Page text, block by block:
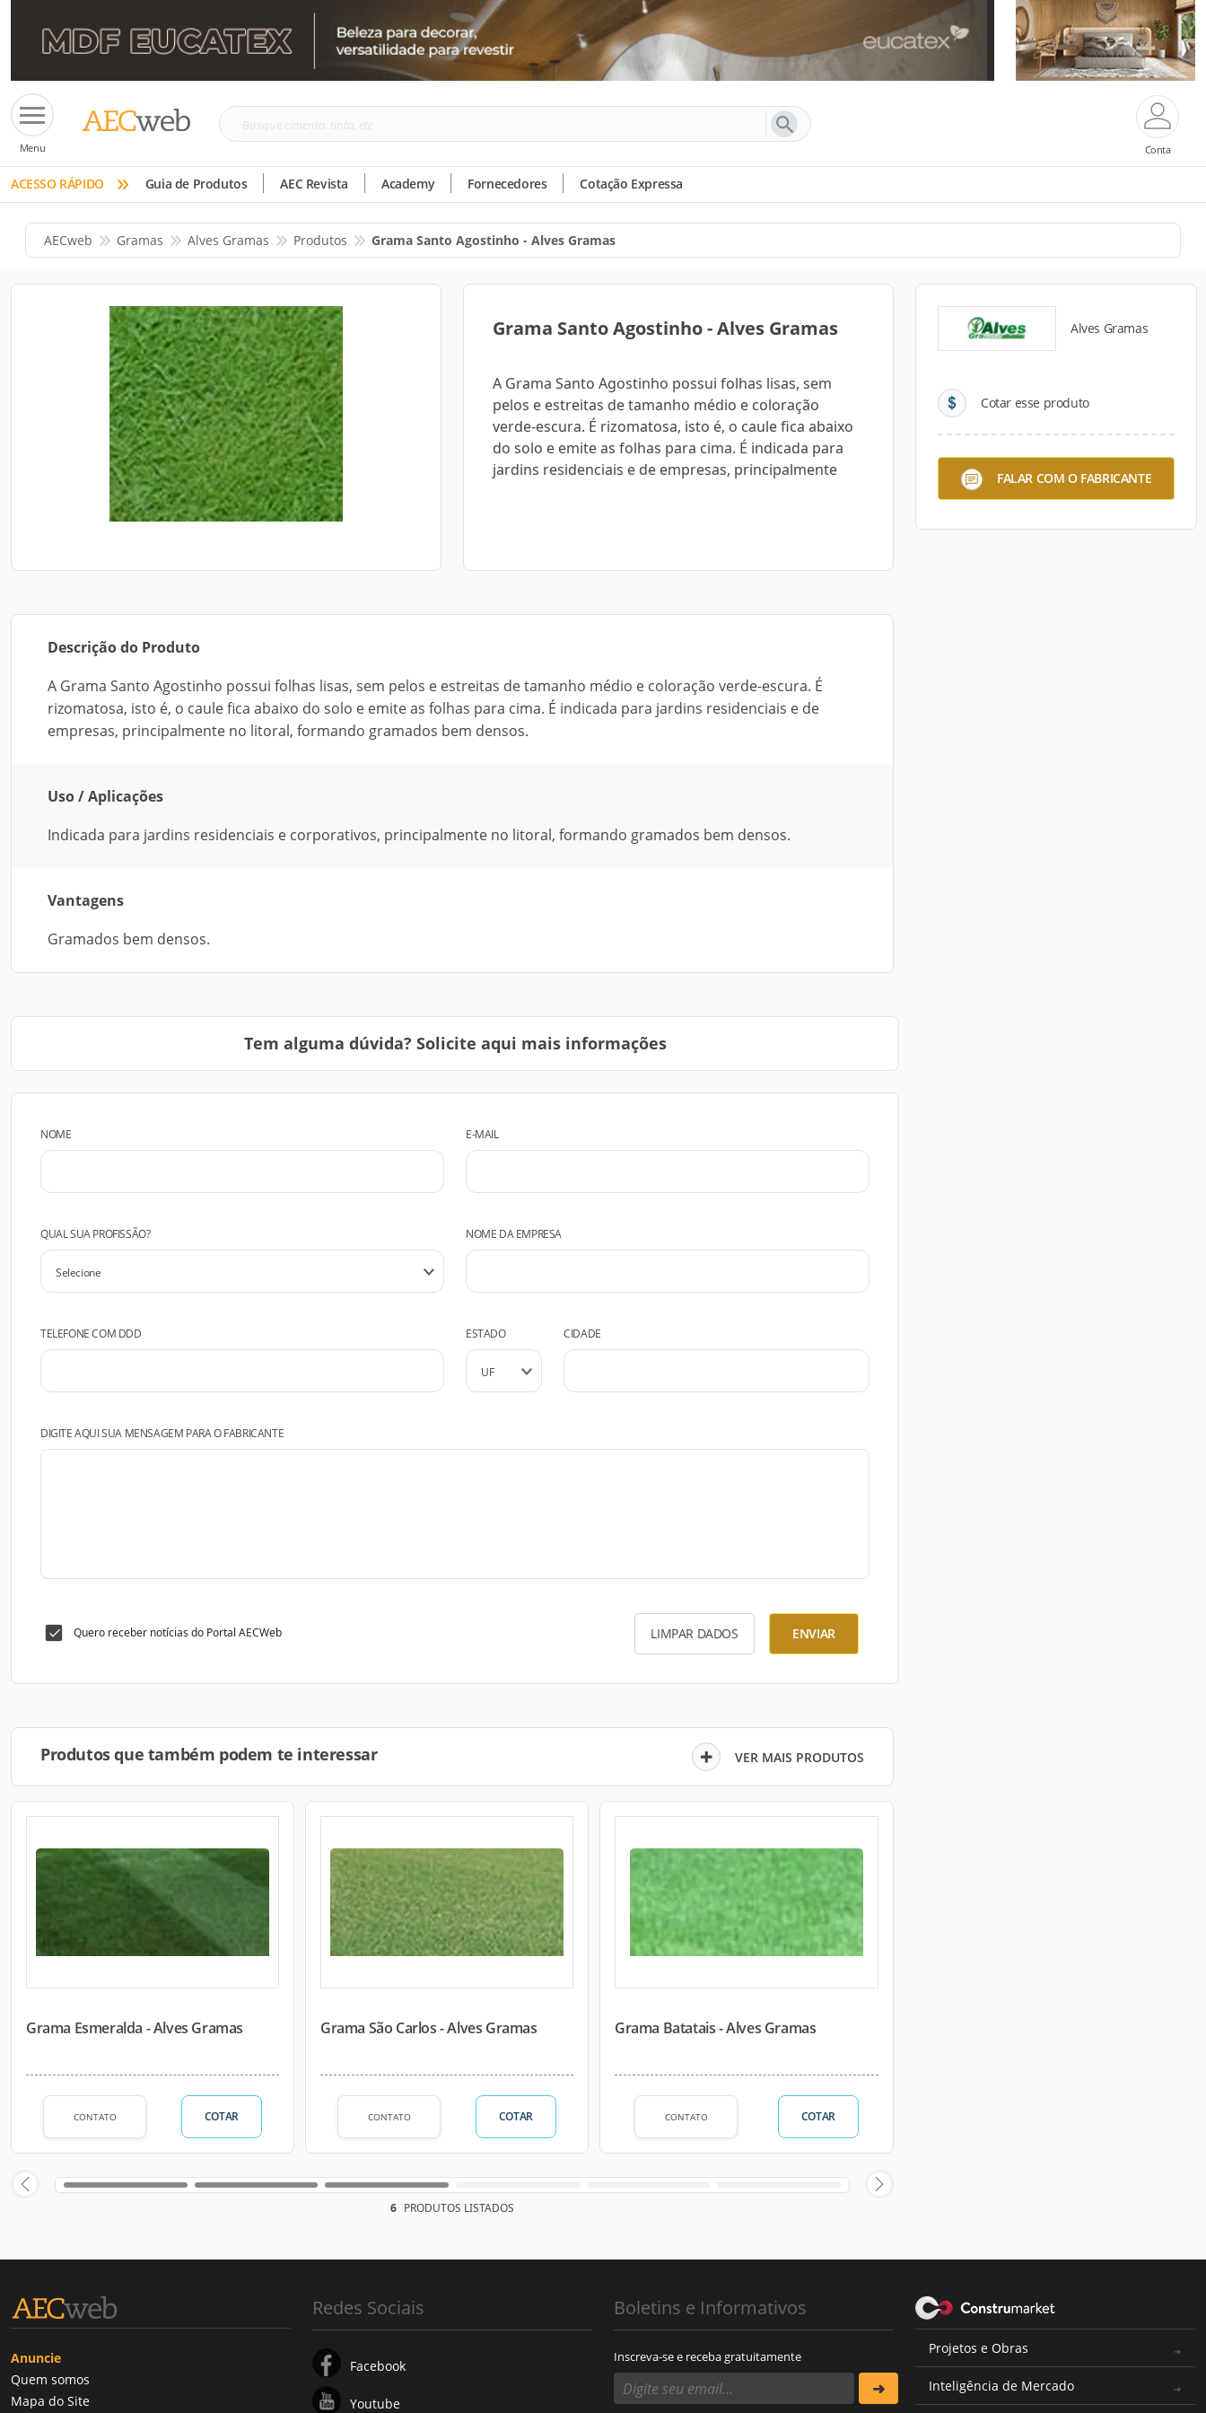
Menu
Busque
tinta,
etc
Conta
ACESSO RÁPIDO » Guia de Produtos AEC Revista Academy Fornecedores Cotação Expressa
AECweb Gramas Alves Gramas Produtos Grama Santo Agostinho - Alves Gramas
Grama Santo Agostinho - Alves Gramas
A Grama Santo Agostinho possui folhas lisas, sem
pelos e estreitas de tamanho médio e coloração
verde-escura. É rizomatosa, isto é, o caule fica abaixo
do solo e emite as folhas para cima. É indicada para
jardins residenciais e de empresas, principalmente
Alves Gramas
Cotar esse produto
FALAR COM O FABRICANTE
Descrição do Produto
A Grama Santo Agostinho possui folhas lisas, sem pelos e estreitas de tamanho médio e coloração verde-escura. É
rizomatosa, isto é, o caule fica abaixo do solo e emite as folhas para cima. É indicada para jardins residenciais e de
empresas, principalmente no litoral, formando gramados bem densos.
Uso / Aplicações
Indicada para jardins residenciais e corporativos, principalmente no litoral, formando gramados bem densos.
Vantagens
Gramados bem densos.
Tem alguma dúvida? Solicite aqui mais informações
NOME E-MAIL
QUAL SUA PROFISSÃO? NOME DA EMPRESA
TELEFONE COM DDD ESTADO CIDADE
DIGITE AQUI SUA MENSAGEM PARA O FABRICANTE
Quero receber notícias do Portal AECWeb LIMPAR DADOS ENVIAR
Produtos que também podem te interessar VER MAIS PRODUTOS
Grama Esmeralda - Alves Gramas
CONTATO COTAR
Grama São Carlos - Alves Gramas
CONTATO COTAR
Grama Batatais - Alves Gramas
CONTATO COTAR
6 PRODUTOS LISTADOS
Anuncie
Quem somos
Mapa do Site
Redes Sociais
Facebook
Youtube
Boletins e Informativos
Inscreva-se e receba gratuitamente
Projetos e Obras
Inteligência de Mercado